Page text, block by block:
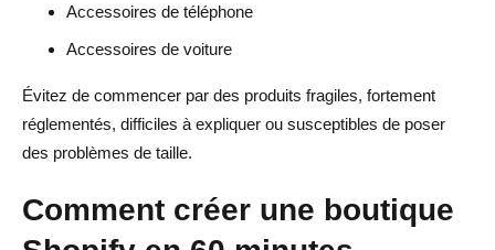
Accessoires de téléphone
Accessoires de voiture
Évitez de commencer par des produits fragiles, fortement
réglementés, difficiles à expliquer ou susceptibles de poser
des problèmes de taille.
Comment créer une boutique